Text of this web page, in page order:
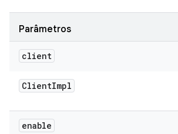
Parâmetros
client
ClientImpl
enable